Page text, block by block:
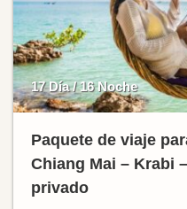
17 Día / 16 Noche
Paquete de viaje
Chiang Mai – Krabi
privado